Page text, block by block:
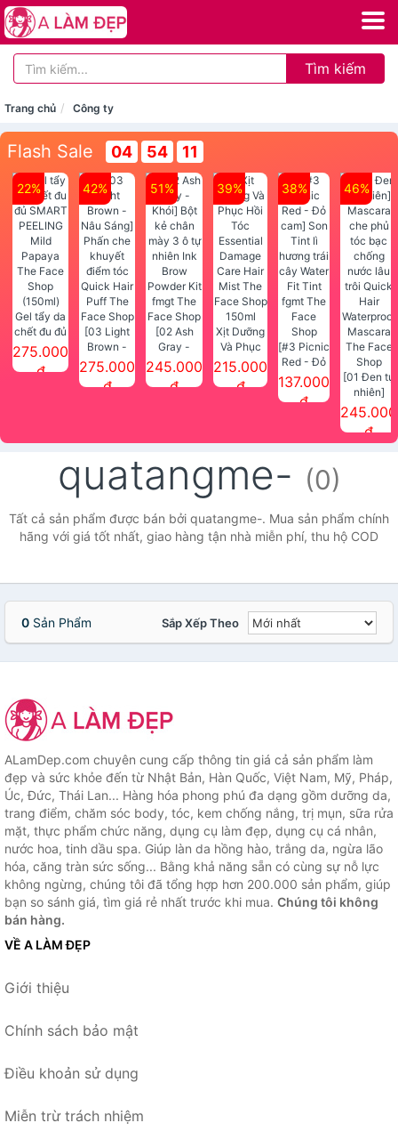
Tìm kiếm
Trang chủ Công ty
Flash Sale 04 54 11
22%
Gel tẩy da
chết đu đủ
SMART
PEELING
275.000
đ
42%
[03 Light
Brown -
Nâu Sáng]
Phấn che
275.000
đ
51%
[02 Ash
Gray -
Khói] Bột
kẻ chân
Face Shop
245.000
đ
39%
Xịt Dưỡng
Và Phục
Hồi Tóc
Essential
215.000
đ
38%
[#3 Picnic
Red - Đỏ
cam] Son
Face
Shop
137.000
đ
46%
[01 Đen tự
nhiên]
Mascara
che phủ
Waterproof
Mascara
The Face
245.000
đ
quatangme- (0)
Tất cả sản phẩm được bán bởi quatangme-. Mua sản phẩm chính
hãng với giá tốt nhất, giao hàng tận nhà miễn phí, thu hộ COD
0 Sản Phẩm Sắp Xếp Theo
ALamDep.com chuyên cung cấp thông tin giá cả sản phẩm làm
đẹp và sức khỏe đến từ Nhật Bản, Hàn Quốc, Việt Nam, Mỹ, Pháp,
Úc, Đức, Thái Lan... Hàng hóa phong phú đa dạng gồm dưỡng da,
trang điểm, chăm sóc body, tóc, kem chống nắng, trị mụn, sữa rửa
mặt, thực phẩm chức năng, dụng cụ làm đẹp, dụng cụ cá nhân,
nước hoa, tinh dầu spa. Giúp làn da hồng hào, trắng da, ngừa lão
hóa, căng tràn sức sống... Bằng khả năng sẵn có cùng sự nỗ lực
không ngừng, chúng tôi đã tổng hợp hơn 200.000 sản phẩm, giúp
bạn so sánh giá, tìm giá rẻ nhất trước khi mua. Chúng tôi không
bán hàng.
VỀ A LÀM ĐẸP
Giới thiệu
Chính sách bảo mật
Điều khoản sử dụng
Miễn trừ trách nhiệm